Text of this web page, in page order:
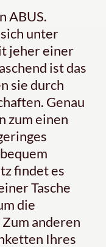
ABUS.
unter
jeher einer
ist das
sie durch
Genau
zum einen
findet es
Tasche
die
anderen
Ihres